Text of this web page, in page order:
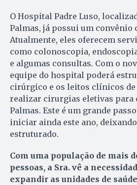
O Hospital Padre Luso,
Palmas, já possui um convênio
Atualmente, eles oferecem
como colonoscopia,
e algumas consultas. Com o
equipe do hospital poderá
cirúrgico e os leitos clínicos
realizar cirurgias eletivas para
Palmas. Este é um grande
iniciar ainda este ano,
estruturado.
Com uma população de mais
pessoas, a Sra. vê a
expandir as unidades de